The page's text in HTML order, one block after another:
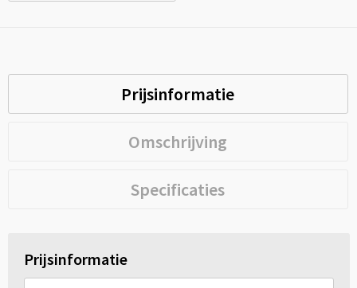
Prijsinformatie
Omschrijving
Specificaties
Prijsinformatie